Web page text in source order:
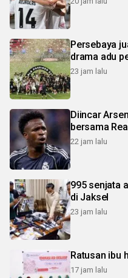
Persebaya
drama adu
23 jam lalu
Diincar Arsenal,
bersama
22 jam lalu
995 senjata
di Jaksel
23 jam lalu
Ratusan ibu
17 jam lalu